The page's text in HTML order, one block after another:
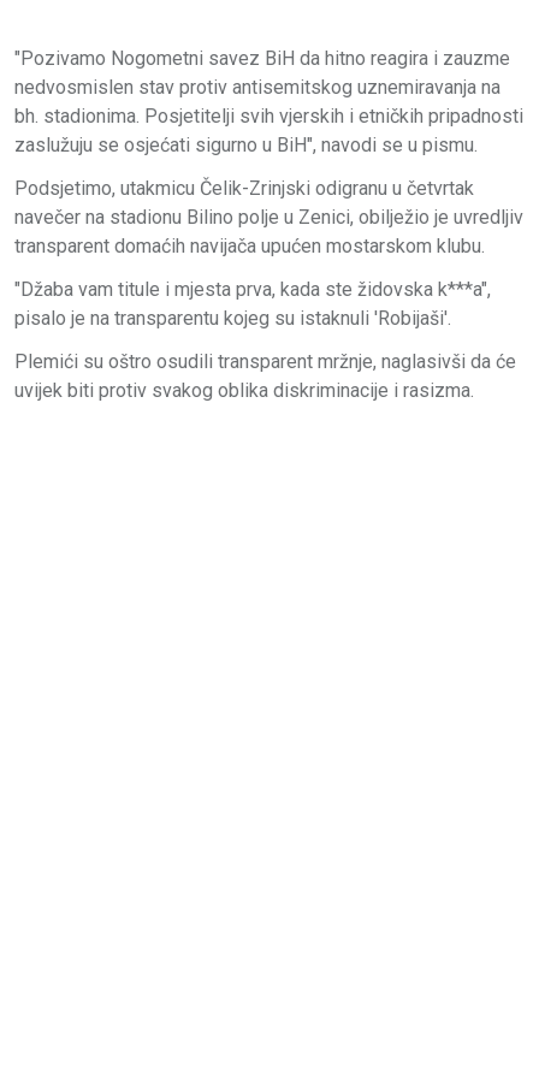
"Pozivamo Nogometni savez BiH da hitno reagira i zauzme
nedvosmislen stav protiv antisemitskog uznemiravanja na
bh. stadionima. Posjetitelji svih vjerskih i etničkih pripadnosti
zaslužuju se osjećati sigurno u BiH", navodi se u pismu.
Podsjetimo, utakmicu Čelik-Zrinjski odigranu u četvrtak
navečer na stadionu Bilino polje u Zenici, obilježio je uvredljiv
transparent domaćih navijača upućen mostarskom klubu.
"Džaba vam titule i mjesta prva, kada ste židovska k***a",
pisalo je na transparentu kojeg su istaknuli 'Robijaši'.
Plemići su oštro osudili transparent mržnje, naglasivši da će
uvijek biti protiv svakog oblika diskriminacije i rasizma.